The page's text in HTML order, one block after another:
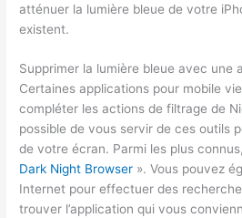
atténuer la lumière bleue de votre
existent.
Supprimer la lumière bleue avec une
Certaines applications pour mobile
compléter les actions de filtrage de
possible de vous servir de ces outils
de votre écran. Parmi les plus
Dark Night Browser ». Vous pouvez
Internet pour effectuer des
trouver l’application qui vous